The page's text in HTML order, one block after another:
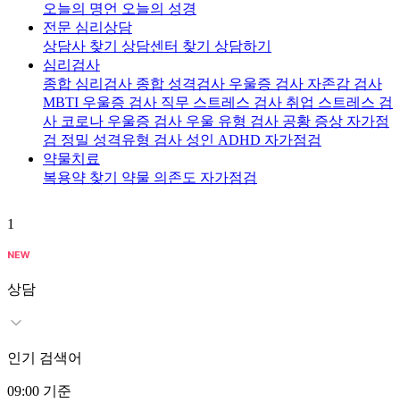
오늘의 명언 오늘의 성경
전문 심리상담
상담사 찾기 상담센터 찾기 상담하기
심리검사
종합 심리검사 종합 성격검사 우울증 검사 자존감 검사
MBTI 우울증 검사 직무 스트레스 검사 취업 스트레스 검
사 코로나 우울증 검사 우울 유형 검사 공황 증상 자가점
검 정밀 성격유형 검사 성인 ADHD 자가점검
약물치료
복용약 찾기 약물 의존도 자가점검
1
상담
인기 검색어
09:00 기준